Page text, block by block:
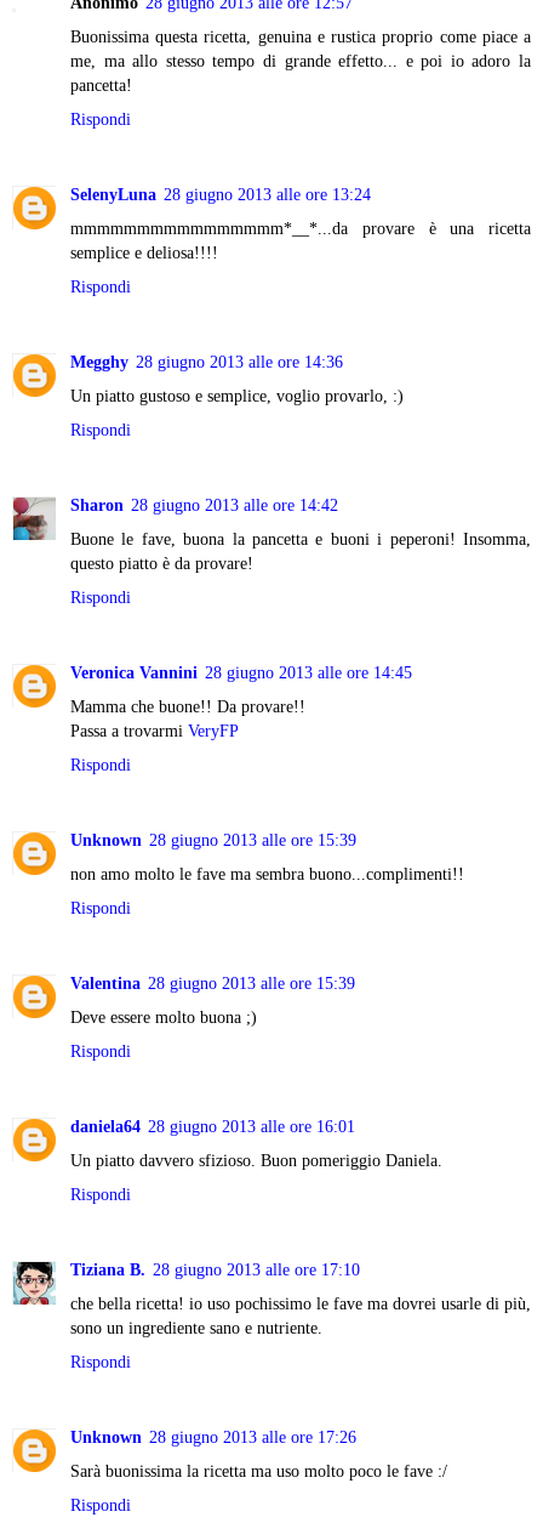
Buonissima questa ricetta, genuina e rustica proprio come piace a
me, ma allo stesso tempo di grande effetto... e poi io adoro la
pancetta!
Rispondi
SelenyLuna 28 giugno 2013 alle ore 13:24
mmmmmmmmmmmmmmmm*__*...da provare è una ricetta
semplice e deliosa!!!!
Rispondi
Megghy 28 giugno 2013 alle ore 14:36
Un piatto gustoso e semplice, voglio provarlo, :)
Rispondi
Sharon 28 giugno 2013 alle ore 14:42
Buone le fave, buona la pancetta e buoni i peperoni! Insomma,
questo piatto è da provare!
Rispondi
Veronica Vannini 28 giugno 2013 alle ore 14:45
Mamma che buone!! Da provare!!
Passa a trovarmi VeryFP
Rispondi
Unknown 28 giugno 2013 alle ore 15:39
non amo molto le fave ma sembra buono...complimenti!!
Rispondi
Valentina 28 giugno 2013 alle ore 15:39
Deve essere molto buona ;)
Rispondi
daniela64 28 giugno 2013 alle ore 16:01
Un piatto davvero sfizioso. Buon pomeriggio Daniela.
Rispondi
Tiziana B. 28 giugno 2013 alle ore 17:10
che bella ricetta! io uso pochissimo le fave ma dovrei usarle di più,
sono un ingrediente sano e nutriente.
Rispondi
Unknown 28 giugno 2013 alle ore 17:26
Sarà buonissima la ricetta ma uso molto poco le fave :/
Rispondi